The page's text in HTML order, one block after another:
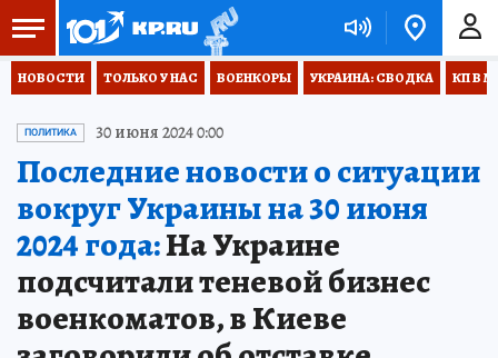
НОВОСТИ ТОЛЬКО У НАС ВОЕНКОРЫ УКРАИНА: СВОДКА КП В
ПОЛИТИКА 30 июня 2024 0:00
Последние новости о ситуации
вокруг Украины на 30 июня
2024 года:На Украине
подсчитали теневой бизнес
военкоматов, в Киеве